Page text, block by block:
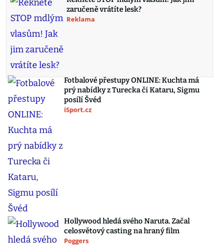
zaručeně vrátíte lesk?
Reklama
Fotbalové přestupy ONLINE: Kuchta má
prý nabídky z Turecka či Kataru, Sigmu
posílí Švéd
iSport.cz
Hollywood hledá svého Naruta. Začal
celosvětový casting na hraný film
Poggers